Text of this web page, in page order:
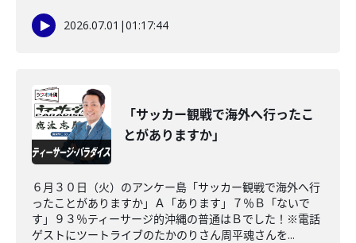
2026.07.01 |01:17:44
「サッカー観戦で海外へ行ったこ
とがありますか」
６月３０日（火）のアンケー島「サッカー観戦で海外へ行
ったことがありますか」Ａ「あります」７％Ｂ「ないで
す」９３％ティーサージ的沖縄の普通はＢでした！※電話
ゲストにツートライブのたかのりさん周平魂さんを...